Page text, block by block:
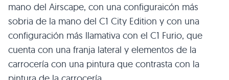
mano del Airscape, con una configuraicón más
sobria de la mano del C1 City Edition y con una
configuración más llamativa con el C1 Furio, que
cuenta con una franja lateral y elementos de la
carrocería con una pintura que contrasta con la